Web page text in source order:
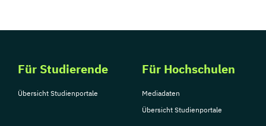
Für Studierende
Übersicht Studienportale
Für Hochschulen
Mediadaten
Übersicht Studienportale